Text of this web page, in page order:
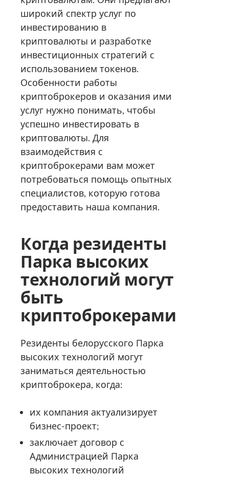
широкий спектр услуг по
инвестированию в
криптовалюты и разработке
инвестиционных стратегий с
использованием токенов.
Особенности работы
криптоброкеров и оказания ими
услуг нужно понимать, чтобы
успешно инвестировать в
криптовалюты. Для
взаимодействия с
криптоброкерами вам может
потребоваться помощь опытных
специалистов, которую готова
предоставить наша компания.
Когда резиденты
Парка высоких
технологий могут
быть
криптоброкерами
Резиденты белорусского Парка
высоких технологий могут
заниматься деятельностью
криптоброкера, когда:
их компания актуализирует
бизнес-проект;
заключает договор с
Администрацией Парка
высоких технологий